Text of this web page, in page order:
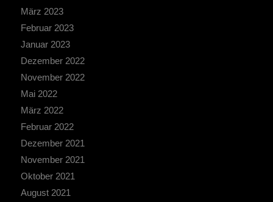
März 2023
Februar 2023
Januar 2023
Dezember 2022
November 2022
Mai 2022
März 2022
Februar 2022
Dezember 2021
November 2021
Oktober 2021
August 2021